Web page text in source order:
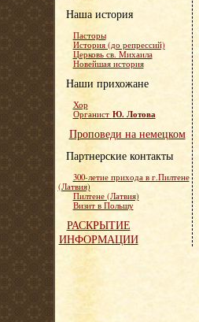
Наша история
Пасторы
История (до репрессий)
Церковь св. Михаила
Новейшая история
Наши прихожане
Хор
Органист Ю. Лотова
Проповеди на немецком
Партнерские контакты
300-летие прихода в г.Пилтене
(Латвия)
Пилтене (Латвия)
Визит в Польшу
РАСКРЫТИЕ
ИНФОРМАЦИИ